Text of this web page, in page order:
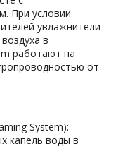
При условии
увлажнители
в
работают на
от
System):
капель воды в